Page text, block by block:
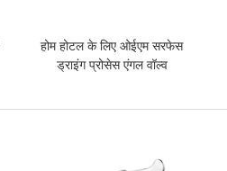
होम होटल के लिए ओईएम सरफेस
ड्राइंग प्रोसेस एंगल वॉल्व